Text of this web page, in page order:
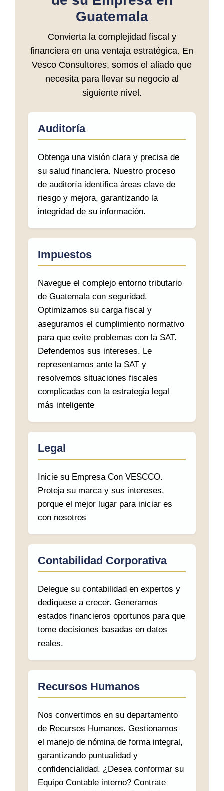
Guatemala
Convierta la complejidad fiscal y
financiera en una ventaja estratégica. En
Vesco Consultores, somos el aliado que
necesita para llevar su negocio al
siguiente nivel.
Auditoría
Obtenga una visión clara y precisa de
su salud financiera. Nuestro proceso
de auditoría identifica áreas clave de
riesgo y mejora, garantizando la
integridad de su información.
Impuestos
Navegue el complejo entorno tributario
de Guatemala con seguridad.
Optimizamos su carga fiscal y
aseguramos el cumplimiento normativo
para que evite problemas con la SAT.
Defendemos sus intereses. Le
representamos ante la SAT y
resolvemos situaciones fiscales
complicadas con la estrategia legal
más inteligente
Legal
Inicie su Empresa Con VESCCO.
Proteja su marca y sus intereses,
porque el mejor lugar para iniciar es
con nosotros
Contabilidad Corporativa
Delegue su contabilidad en expertos y
dedíquese a crecer. Generamos
estados financieros oportunos para que
tome decisiones basadas en datos
reales.
Recursos Humanos
Nos convertimos en su departamento
de Recursos Humanos. Gestionamos
el manejo de nómina de forma integral,
garantizando puntualidad y
confidencialidad. ¿Desea conformar su
Equipo Contable interno? Contrate